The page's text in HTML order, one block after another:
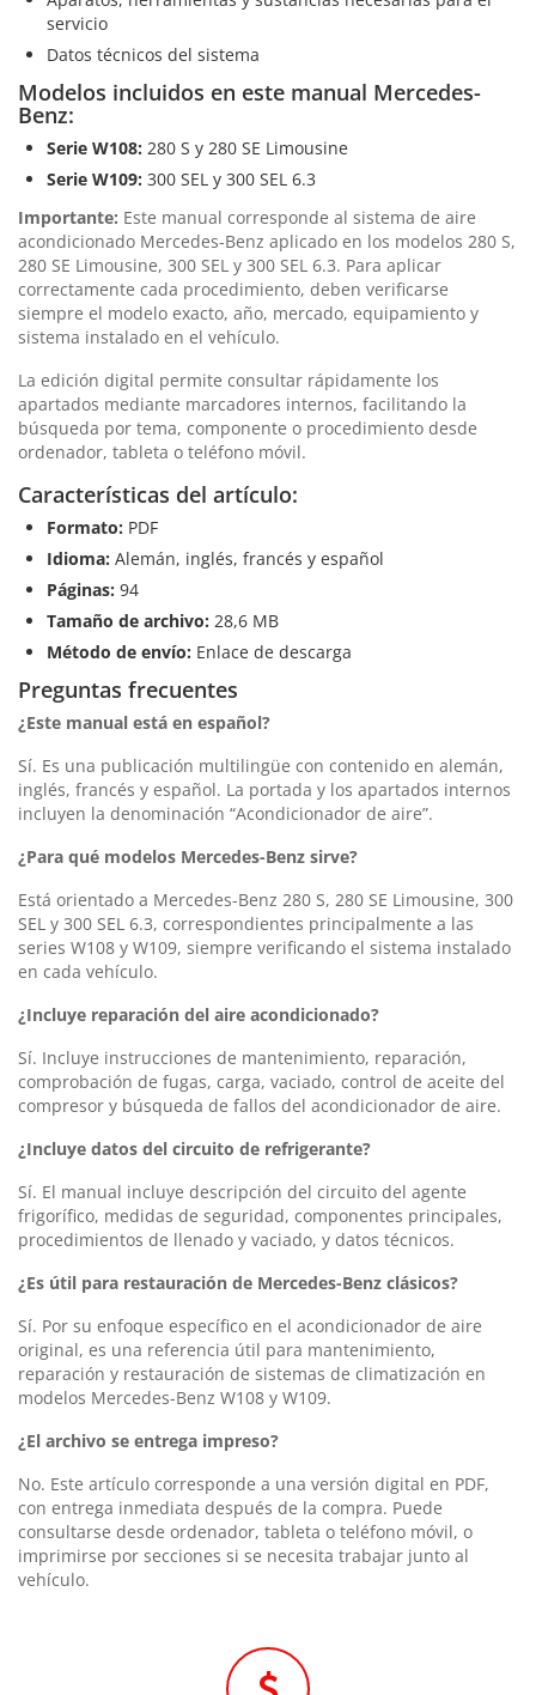
servicio
Datos técnicos del sistema
Modelos incluidos en este manual Mercedes-
Benz:
Serie W108: 280 S y 280 SE Limousine
Serie W109: 300 SEL y 300 SEL 6.3
Importante: Este manual corresponde al sistema de aire
acondicionado Mercedes-Benz aplicado en los modelos 280 S,
280 SE Limousine, 300 SEL y 300 SEL 6.3. Para aplicar
correctamente cada procedimiento, deben verificarse
siempre el modelo exacto, año, mercado, equipamiento y
sistema instalado en el vehículo.
La edición digital permite consultar rápidamente los
apartados mediante marcadores internos, facilitando la
búsqueda por tema, componente o procedimiento desde
ordenador, tableta o teléfono móvil.
Características del artículo:
Formato: PDF
Idioma: Alemán, inglés, francés y español
Páginas: 94
Tamaño de archivo: 28,6 MB
Método de envío: Enlace de descarga
Preguntas frecuentes
¿Este manual está en español?
Sí. Es una publicación multilingüe con contenido en alemán,
inglés, francés y español. La portada y los apartados internos
incluyen la denominación “Acondicionador de aire”.
¿Para qué modelos Mercedes-Benz sirve?
Está orientado a Mercedes-Benz 280 S, 280 SE Limousine, 300
SEL y 300 SEL 6.3, correspondientes principalmente a las
series W108 y W109, siempre verificando el sistema instalado
en cada vehículo.
¿Incluye reparación del aire acondicionado?
Sí. Incluye instrucciones de mantenimiento, reparación,
comprobación de fugas, carga, vaciado, control de aceite del
compresor y búsqueda de fallos del acondicionador de aire.
¿Incluye datos del circuito de refrigerante?
Sí. El manual incluye descripción del circuito del agente
frigorífico, medidas de seguridad, componentes principales,
procedimientos de llenado y vaciado, y datos técnicos.
¿Es útil para restauración de Mercedes-Benz clásicos?
Sí. Por su enfoque específico en el acondicionador de aire
original, es una referencia útil para mantenimiento,
reparación y restauración de sistemas de climatización en
modelos Mercedes-Benz W108 y W109.
¿El archivo se entrega impreso?
No. Este artículo corresponde a una versión digital en PDF,
con entrega inmediata después de la compra. Puede
consultarse desde ordenador, tableta o teléfono móvil, o
imprimirse por secciones si se necesita trabajar junto al
vehículo.